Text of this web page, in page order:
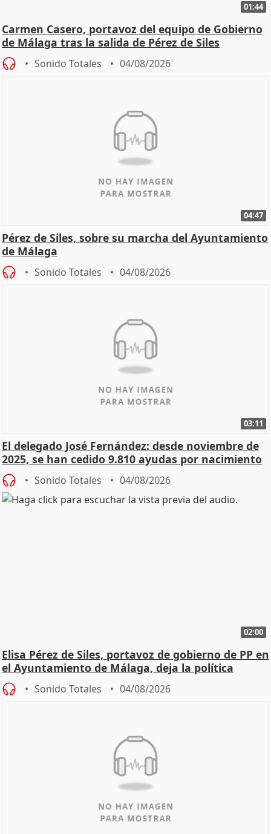
01:44
Carmen Casero, portavoz del equipo de Gobierno
de Málaga tras la salida de Pérez de Siles
Sonido Totales 04/08/2026
04:47
Pérez de Siles, sobre su marcha del Ayuntamiento
de Málaga
Sonido Totales 04/08/2026
03:11
El delegado José Fernández: desde noviembre de
2025, se han cedido 9.810 ayudas por nacimiento
Sonido Totales 04/08/2026
02:00
Elisa Pérez de Siles, portavoz de gobierno de PP en
el Ayuntamiento de Málaga, deja la política
Sonido Totales 04/08/2026